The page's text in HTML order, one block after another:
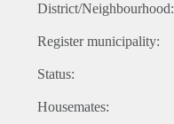
District/Neighbourhood:
Register municipality:
Status:
Housemates: